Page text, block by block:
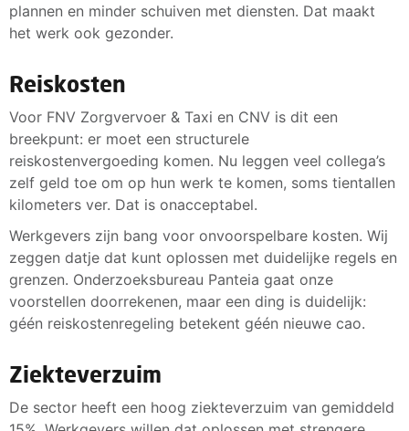
plannen en minder schuiven met diensten. Dat maakt
het werk ook gezonder.
Reiskosten
Voor FNV Zorgvervoer & Taxi en CNV is dit een
breekpunt: er moet een structurele
reiskostenvergoeding komen. Nu leggen veel collega’s
zelf geld toe om op hun werk te komen, soms tientallen
kilometers ver. Dat is onacceptabel.
Werkgevers zijn bang voor onvoorspelbare kosten. Wij
zeggen datje dat kunt oplossen met duidelijke regels en
grenzen. Onderzoeksbureau Panteia gaat onze
voorstellen doorrekenen, maar een ding is duidelijk:
géén reiskostenregeling betekent géén nieuwe cao.
Ziekteverzuim
De sector heeft een hoog ziekteverzuim van gemiddeld